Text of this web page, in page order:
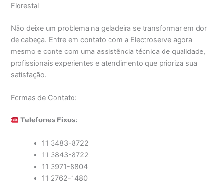
Florestal
Não deixe um problema na geladeira se transformar em dor
de cabeça. Entre em contato com a Electroserve agora
mesmo e conte com uma assistência técnica de qualidade,
profissionais experientes e atendimento que prioriza sua
satisfação.
Formas de Contato:
Telefones Fixos:
11 3483-8722
11 3843-8722
11 3971-8804
11 2762-1480